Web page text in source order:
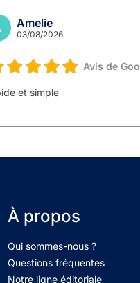
Amelie
03/08/2026
Avis de
et simple
À propos
Qui sommes-nous ?
Questions fréquentes
Notre ligne éditoriale